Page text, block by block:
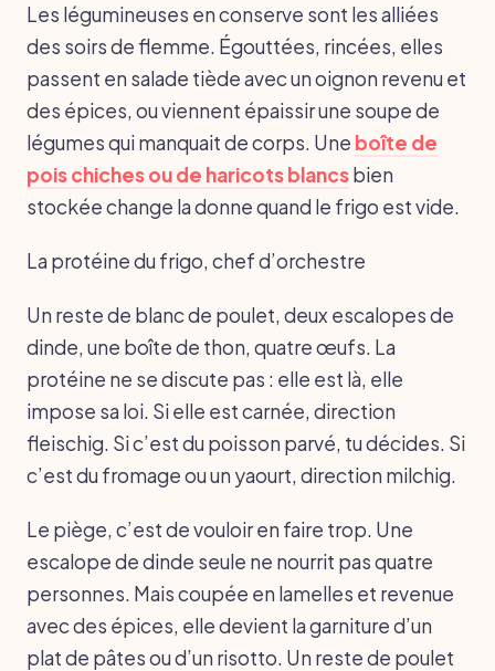
Les légumineuses en conserve sont les alliées
des soirs de flemme. Égouttées, rincées, elles
passent en salade tiède avec un oignon revenu et
des épices, ou viennent épaissir une soupe de
légumes qui manquait de corps. Une boîte de
pois chiches ou de haricots blancsbien
stockée change la donne quand le frigo est vide.
La protéine du frigo, chef d’orchestre
Un reste de blanc de poulet, deux escalopes de
dinde, une boîte de thon, quatre œufs. La
protéine ne se discute pas : elle est là, elle
impose sa loi. Si elle est carnée, direction
fleischig. Si c’est du poisson parvé, tu décides. Si
c’est du fromage ou un yaourt, direction milchig.
Le piège, c’est de vouloir en faire trop. Une
escalope de dinde seule ne nourrit pas quatre
personnes. Mais coupée en lamelles et revenue
avec des épices, elle devient la garniture d’un
plat de pâtes ou d’un risotto. Un reste de poulet